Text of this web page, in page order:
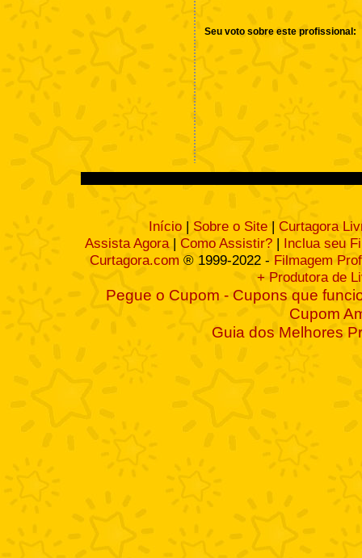
Seu voto sobre este profissional:
Início | Sobre o Site | Curtagora
Assista Agora| Como Assistir? | Inclua seu
Curtagora.com ® 1999-2022 - Filmagem
+ Produtora de
Pegue o Cupom - Cupons que
Cupom
Guia dos Melhores